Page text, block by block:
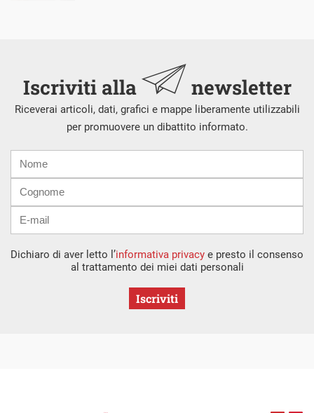
Iscriviti alla newsletter
Riceverai articoli, dati, grafici e mappe liberamente utilizzabili
per promuovere un dibattito informato.
mail
Dichiaro di aver letto l’informativa privacy e presto il consenso
al trattamento dei miei dati personali
Iscriviti